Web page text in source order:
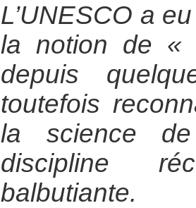
L’UNESCO a
la notion de «
depuis
toutefois
la science
discipline
balbutiante.